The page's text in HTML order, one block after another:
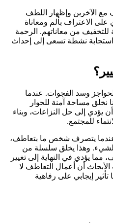
مع الآخرين وإظهار اللطف
على الاعتراف بألم ومعاناة
للتخفيف من معاناتهم. الرحمة
استجابة نشطة تسعى إلى إحداث
وسد الفجوات. عندما
نخلق مساحة آمنة للحوار
يؤدي إلى حل النزاعات، وبناء
للمجتمع.
عندما يتصرف شخص ما بتعاطف،
الشيء. وهذا يخلق سلسلة من
يؤدي في النهاية إلى تغيير
أن أعمال التعاطف لا
إيجابي على رفاهية